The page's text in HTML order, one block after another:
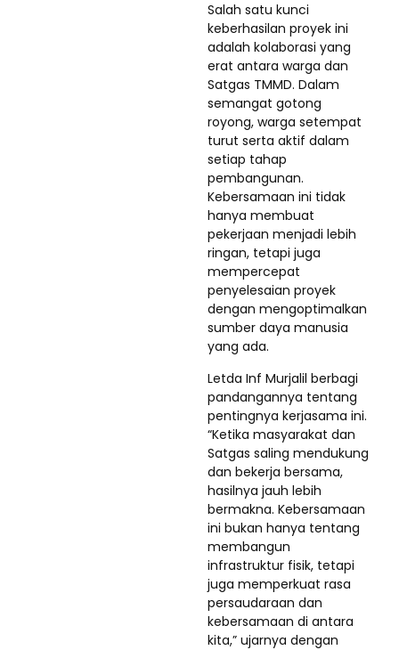
Salah satu kunci
keberhasilan proyek ini
adalah kolaborasi yang
erat antara warga dan
Satgas TMMD. Dalam
semangat gotong
royong, warga setempat
turut serta aktif dalam
setiap tahap
pembangunan.
Kebersamaan ini tidak
hanya membuat
pekerjaan menjadi lebih
ringan, tetapi juga
mempercepat
penyelesaian proyek
dengan mengoptimalkan
sumber daya manusia
yang ada.
Letda Inf Murjalil berbagi
pandangannya tentang
pentingnya kerjasama ini.
“Ketika masyarakat dan
Satgas saling mendukung
dan bekerja bersama,
hasilnya jauh lebih
bermakna. Kebersamaan
ini bukan hanya tentang
membangun
infrastruktur fisik, tetapi
juga memperkuat rasa
persaudaraan dan
kebersamaan di antara
kita,” ujarnya dengan